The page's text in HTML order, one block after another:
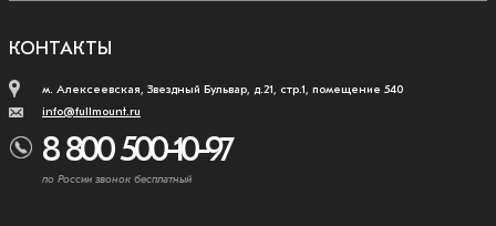
КОНТАКТЫ
м. Алексеевская, Звездный Бульвар, д.21, стр.1, помещение 540
info@fullmount.ru
8 800 500-10-97
по России звонок бесплатный